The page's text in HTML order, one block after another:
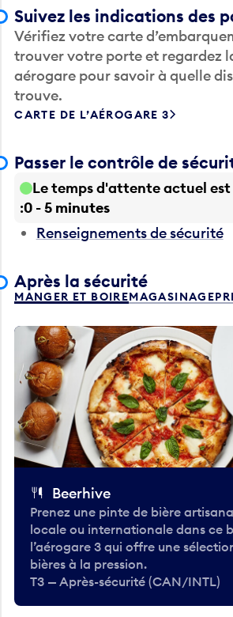
Suivez les indications des
Vérifiez votre carte
trouver votre porte et regardez
aérogare pour savoir à quelle
trouve.
CARTE DE L’AÉROGARE 3
Passer le contrôle de
Le temps d'attente actuel
0 - 5 minutes
Renseignements de sécurité
Après la sécurité
MANGER ET BOIREMAGASINAGE
Beerhive
Prenez une pinte de bière
locale ou internationale dans ce
l’aérogare 3 qui offre une
bières à la pression.
T3 — Après-sécurité (CAN/INTL)